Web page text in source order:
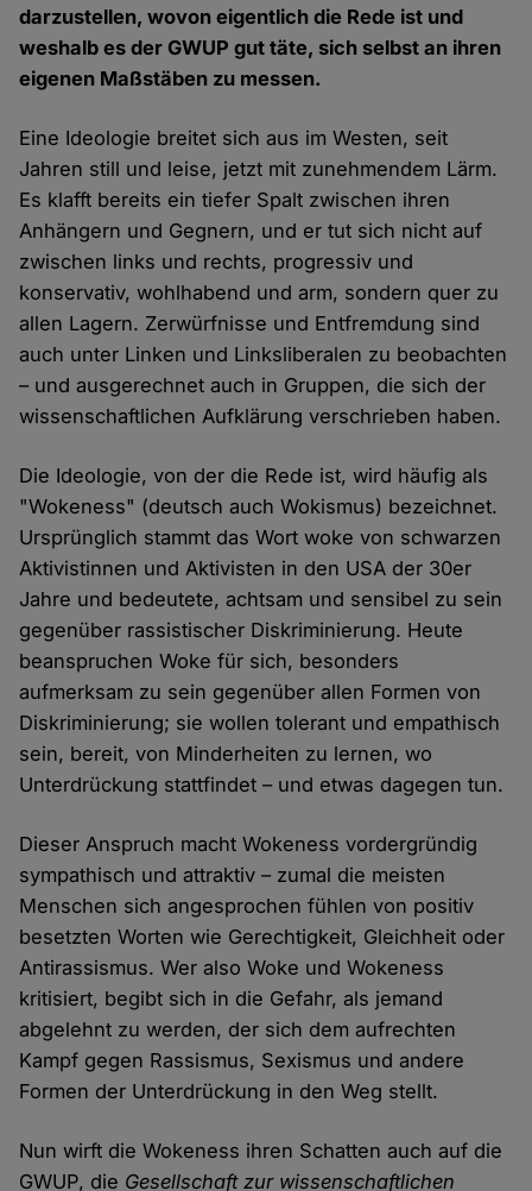
darzustellen, wovon eigentlich die Rede ist und
weshalb es der GWUP gut täte, sich selbst an ihren
eigenen Maßstäben zu messen.
Eine Ideologie breitet sich aus im Westen, seit
Jahren still und leise, jetzt mit zunehmendem Lärm.
Es klafft bereits ein tiefer Spalt zwischen ihren
Anhängern und Gegnern, und er tut sich nicht auf
zwischen links und rechts, progressiv und
konservativ, wohlhabend und arm, sondern quer zu
allen Lagern. Zerwürfnisse und Entfremdung sind
auch unter Linken und Linksliberalen zu beobachten
– und ausgerechnet auch in Gruppen, die sich der
wissenschaftlichen Aufklärung verschrieben haben.
Die Ideologie, von der die Rede ist, wird häufig als
"Wokeness" (deutsch auch Wokismus) bezeichnet.
Ursprünglich stammt das Wort woke von schwarzen
Aktivistinnen und Aktivisten in den USA der 30er
Jahre und bedeutete, achtsam und sensibel zu sein
gegenüber rassistischer Diskriminierung. Heute
beanspruchen Woke für sich, besonders
aufmerksam zu sein gegenüber allen Formen von
Diskriminierung; sie wollen tolerant und empathisch
sein, bereit, von Minderheiten zu lernen, wo
Unterdrückung stattfindet – und etwas dagegen tun.
Dieser Anspruch macht Wokeness vordergründig
sympathisch und attraktiv – zumal die meisten
Menschen sich angesprochen fühlen von positiv
besetzten Worten wie Gerechtigkeit, Gleichheit oder
Antirassismus. Wer also Woke und Wokeness
kritisiert, begibt sich in die Gefahr, als jemand
abgelehnt zu werden, der sich dem aufrechten
Kampf gegen Rassismus, Sexismus und andere
Formen der Unterdrückung in den Weg stellt.
Nun wirft die Wokeness ihren Schatten auch auf die
GWUP, die Gesellschaft zur wissenschaftlichen